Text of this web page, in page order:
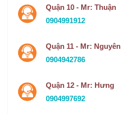
Quận 10 - Mr: Thuận
0904991912
Quận 11 - Mr: Nguyên
0904942786
Quận 12 - Mr: Hưng
0904997692